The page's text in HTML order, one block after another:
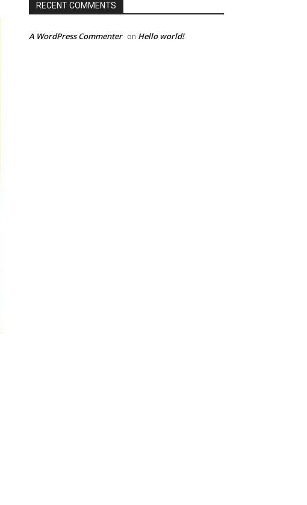
RECENT COMMENTS
A WordPress Commenter on Hello world!